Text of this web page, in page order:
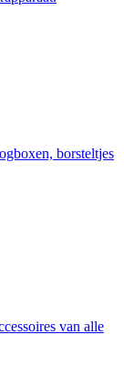
borsteltjes
van alle